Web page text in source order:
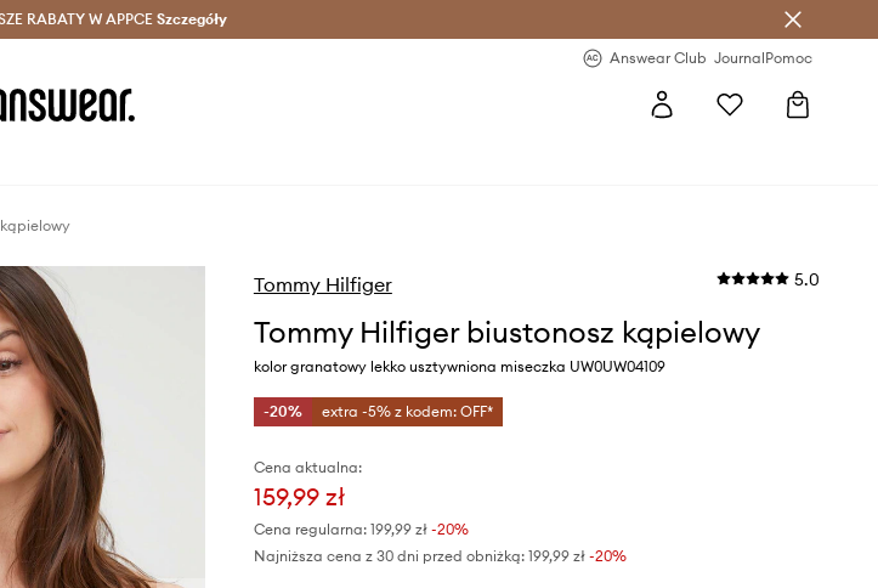
Dostawa nawet w 24h >
RABATY W APPCESzczegóły
Answear Club JournalPomoc
Tommy Hilfiger 5.0
Tommy Hilfiger biustonosz kąpielowy
kolor granatowy lekko usztywniona miseczka UW0UW04109
-20% extra -5% z kodem: OFF*
Cena aktualna:
159,99 zł
Cena regularna: 199,99 zł-20%
Najniższa cena z 30 dni przed obniżką: 199,99 zł -20%